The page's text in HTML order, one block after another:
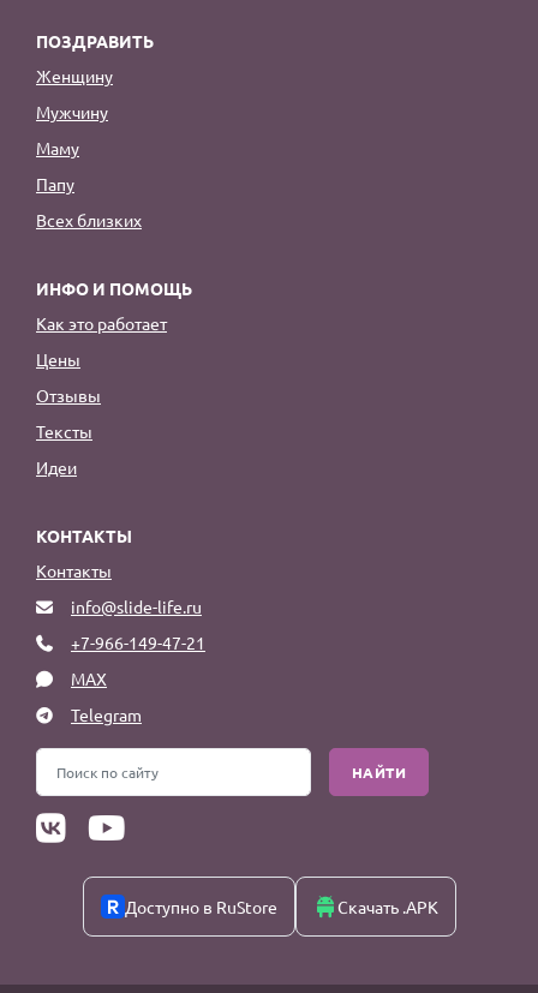
ПОЗДРАВИТЬ
Женщину
Мужчину
Маму
Папу
Всех близких
ИНФО И ПОМОЩЬ
Как это работает
Цены
Отзывы
Тексты
Идеи
КОНТАКТЫ
Контакты
info@slide-life.ru
+7-966-149-47-21
MAX
Telegram
НАЙТИ
Доступно в RuStore Скачать .APK